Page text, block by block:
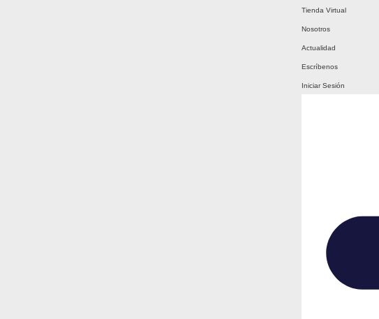
Tienda Virtual
Nosotros
Actualidad
Escríbenos
Iniciar Sesión